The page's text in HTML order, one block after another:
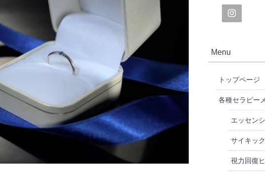
Menu
トップページ
各種セラピー
エッセン
サイキッ
視力回復